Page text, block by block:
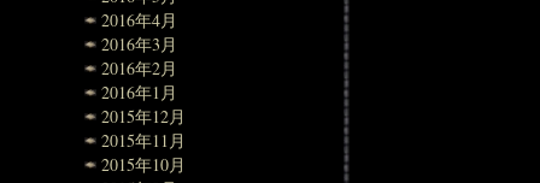
2016年4月
2016年3月
2016年2月
2016年1月
2015年12月
2015年11月
2015年10月